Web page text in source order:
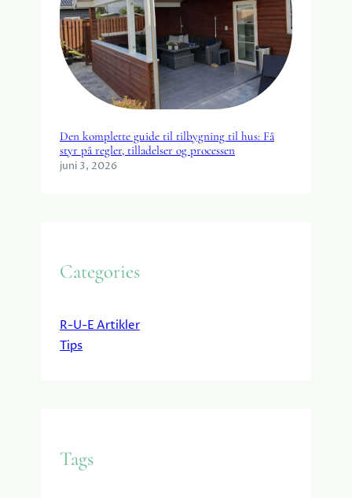
Den komplette guide til tilbygning til hus: Få
styr på regler, tilladelser og processen
juni 3, 2026
Categories
R-U-E Artikler
Tips
Tags